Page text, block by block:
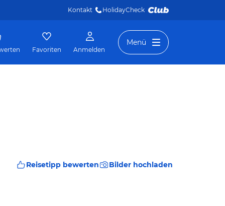
Kontakt HolidayCheck
Favoriten Anmelden
Menü
Reisetipp bewerten Bilder hochladen